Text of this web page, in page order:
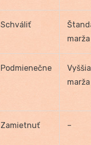
Schváliť
marža
Podmienečne
Vyššia
marža
Zamietnuť –